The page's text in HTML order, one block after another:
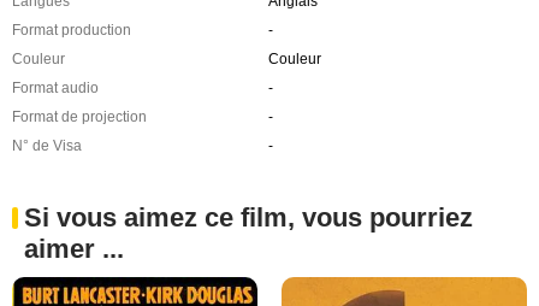
Format production
-
Couleur
Couleur
Format audio
-
Format de projection
-
N° de Visa
-
Si vous aimez ce film, vous pourriez
aimer ...